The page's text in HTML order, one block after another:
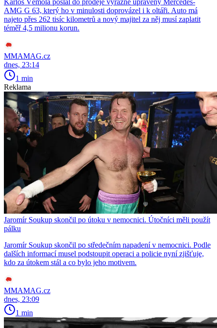
Karlos Vémola poslal do prodeje výrazně upravený Mercedes-
AMG G 63, který ho v minulosti doprovázel i k oltáři. Auto má
najeto přes 262 tisíc kilometrů a nový majitel za něj musí zaplatit
téměř 4,5 milionu korun.
MMAMAG.cz
dnes, 23:14
1 min
Reklama
Jaromír Soukup skončil po útoku v nemocnici. Útočníci měli použít
pálku
Jaromír Soukup skončil po středečním napadení v nemocnici. Podle
dalších informací musel podstoupit operaci a policie nyní zjišťuje,
kdo za útokem stál a co bylo jeho motivem.
MMAMAG.cz
dnes, 23:09
1 min